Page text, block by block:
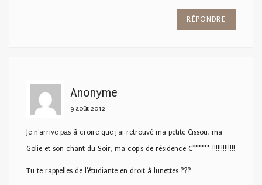
RÉPONDRE
Anonyme
9 août 2012
Je n'arrive pas à croire que j'ai retrouvé ma petite Cissou, ma
Golie et son chant du Soir, ma cop's de résidence C****** !!!!!!!!!!!!!
Tu te rappelles de l'étudiante en droit à lunettes ???